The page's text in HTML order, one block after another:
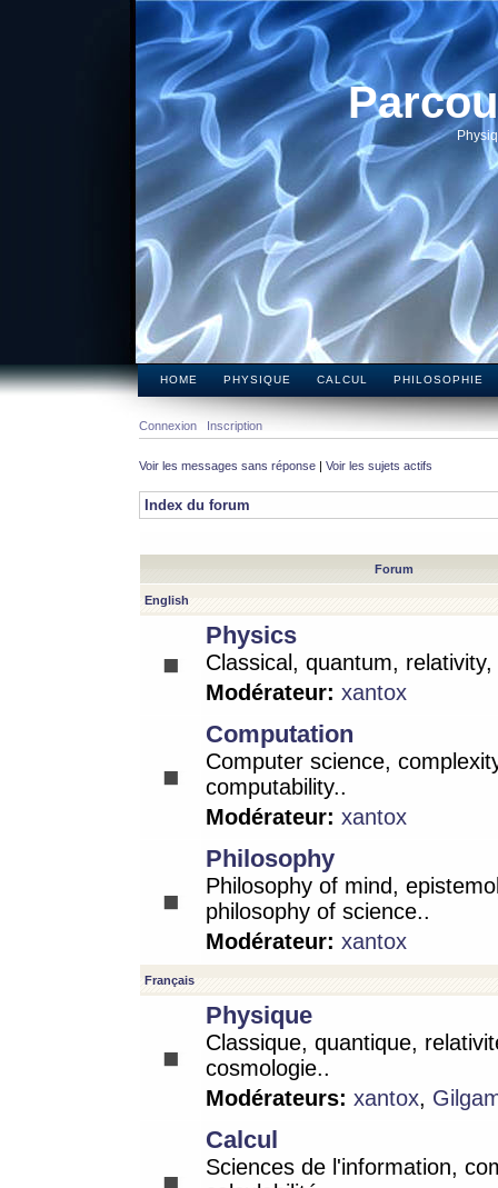
HOME PHYSIQUE CALCUL PHILOSOPHIE
Connexion Inscription
Voir les messages sans réponse | Voir les sujets actifs
Index du forum
Forum
English
Physics
Classical, quantum,
Modérateur: xantox
Computation
Computer science,
computability..
Modérateur: xantox
Philosophy
Philosophy of mind,
philosophy of science..
Modérateur: xantox
Français
Physique
Classique, quantique,
cosmologie..
Modérateurs: xantox,
Calcul
Sciences de l'information,